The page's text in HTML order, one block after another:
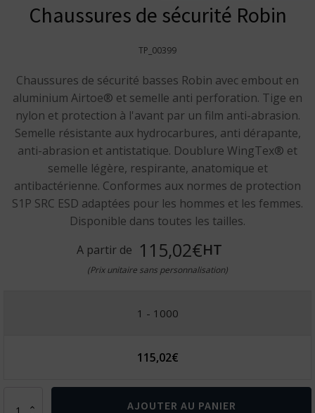
Chaussures de sécurité Robin
TP_00399
Chaussures de sécurité basses Robin avec embout en
aluminium Airtoe® et semelle anti perforation. Tige en
nylon et protection à l'avant par un film anti-abrasion.
Semelle résistante aux hydrocarbures, anti dérapante,
anti-abrasion et antistatique. Doublure WingTex® et
semelle légère, respirante, anatomique et
antibactérienne. Conformes aux normes de protection
S1P SRC ESD adaptées pour les hommes et les femmes.
Disponible dans toutes les tailles.
A partir de 115,02€HT
(Prix unitaire sans personnalisation)
1 - 1000
115,02€
AJOUTER AU PANIER